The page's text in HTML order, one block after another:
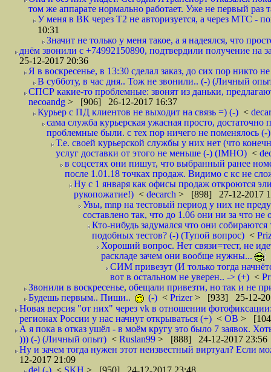
том же аппарате нормально работает. Уже не первый раз
У меня в ВК через Т2 не авторизуется, а через МТС -
10:31
Значит не только у меня такое, а я надеялся, что
днём звонили с +74992150890, подтвердили получение на
25-12-2017 20:36
Я в воскресенье, в 13:30 сделал заказ, до сих пор никто
В субботу, в час дня.. Тож не звонили.. (-) (Личный
СПСР какие-то проблемные: звонят из даньки,
necoandg > [906] 26-12-2017 16:37
Курьер с ПД клиентов не выходит на связь =) (-) <
сама служба курьерская ужасная просто,
проблемные были. с тех пор ничего не поменялось (-)
Т.е. своей курьерской службы у них нет (что
услуг доставки от этого не меньше (-) (IMHO) <
в соцсетях они пишут, что выбранный ранее
после 1.01.18 точках продаж. Видимо с кс не
Ну с 1 января как офисы продаж откроются
рукопожатие!) < decarch > [898] 27-12-2017
Увы, mnp на тестовый период у них не
составлено так, что до 1.06 они ни за что не
Кто-нибудь задумался что они
подобных тестов? (-) (Тупой вопрос) <
Хороший вопрос. Нет связи=тест, не
раскладе зачем они вообще нужны...
СИМ привезут (И только тогда
вот в остальном не уверен.. -> (+) <
Звонили в воскресенье, обещали привезти, но так и не
Будешь первым.. Пиши..
(-) < Prizer> [933] 25-12-
Новая версия "от них" через vk в отношении
регионах России у нас начнут открываться (+) < ОВ >
А я пока в отказ ушёл - в моём кругу это было 7 заявок.
))) (-) (Личный опыт) < Ruslan99 > [888] 24-12-2017 23:56
Ну и зачем тогда нужен этот неизвестный виртуал? Если
12-2017 21:09
del (-) < SKH > [950] 24-12-2017 23:48